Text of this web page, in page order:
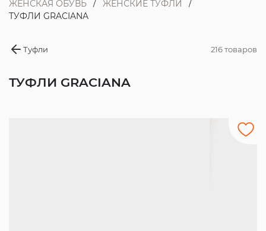
ЖЕНСКАЯ ОБУВЬ
ЖЕНСКИЕ ТУФЛИ
ТУФЛИ GRACIANA
Туфли 216 товаров
ТУФЛИ GRACIANA